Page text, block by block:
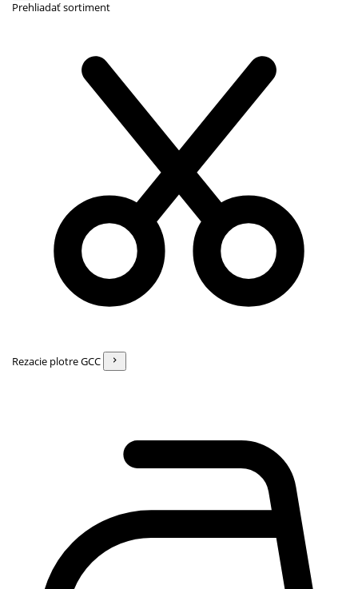
Prehliadať sortiment
Rezacie plotre GCC